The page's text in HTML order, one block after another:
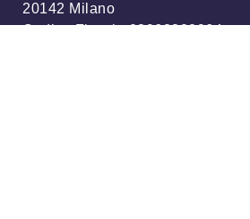
20142 Milano
Codice Fiscale 03968320964